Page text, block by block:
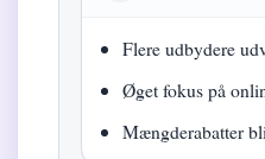
Flere udbydere
Øget fokus på
Mængderabatter